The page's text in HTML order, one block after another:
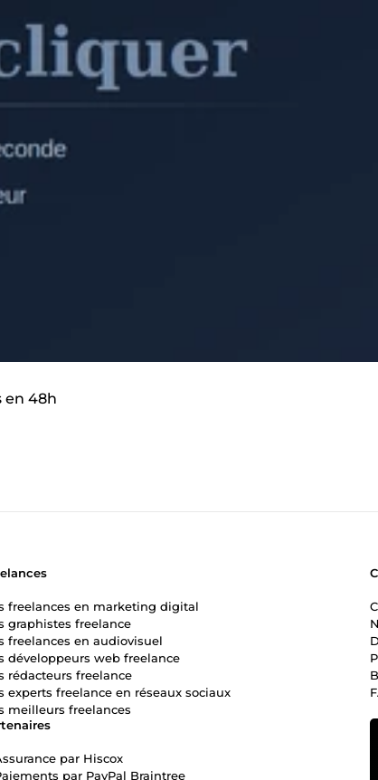
en 48h
par Hiscox
par PayPal Braintree
freelances en marketing digital
graphistes freelance
freelances en audiovisuel
développeurs web freelance
rédacteurs freelance
experts freelance en réseaux sociaux
meilleurs freelances